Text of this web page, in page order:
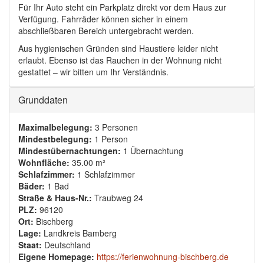
Für Ihr Auto steht ein Parkplatz direkt vor dem Haus zur
Verfügung. Fahrräder können sicher in einem
abschließbaren Bereich untergebracht werden.
Aus hygienischen Gründen sind Haustiere leider nicht
erlaubt. Ebenso ist das Rauchen in der Wohnung nicht
gestattet – wir bitten um Ihr Verständnis.
Ausblenden
Grunddaten
Maximalbelegung: 3 Personen
Mindestbelegung: 1 Person
Mindestübernachtungen: 1 Übernachtung
Wohnfläche: 35.00 m²
Schlafzimmer: 1 Schlafzimmer
Bäder: 1 Bad
Straße & Haus-Nr.: Traubweg 24
PLZ: 96120
Ort: Bischberg
Lage: Landkreis Bamberg
Staat: Deutschland
Eigene Homepage: https://ferienwohnung-bischberg.de